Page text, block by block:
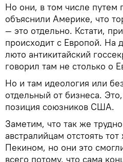
Но они, в том числе путем
объяснили Америке, что
— это отдельно. Кстати,
происходит с Европой. На
люто антикитайский
говорил там не столько о
Но и там идеология или
отдельный от бизнеса.
позиция союзников США.
Заметим, что так же
австралийцам отстоять
Пекином, но они это
всего потому, что сама